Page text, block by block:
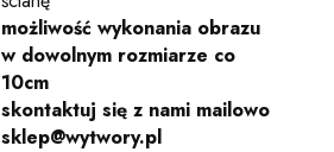
możliwość wykonania obrazu
w dowolnym rozmiarze co
10cm
skontaktuj się z nami mailowo
sklep@wytwory.pl